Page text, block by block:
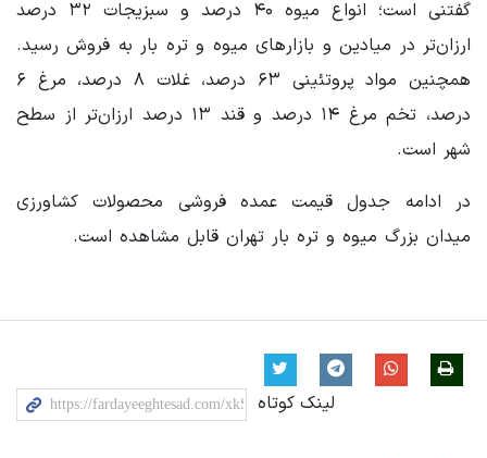
گفتنی است؛ انواع میوه ۴۰ درصد و سبزیجات ۳۲ درصد
ارزان‌تر در میادین و بازارهای میوه و تره بار به فروش رسید.
همچنین مواد پروتئینی ۶۳ درصد، غلات ۸ درصد، مرغ ۶
درصد، تخم مرغ ۱۴ درصد و قند ۱۳ درصد ارزان‌تر از سطح
شهر است.
در ادامه جدول قیمت عمده فروشی محصولات کشاورزی
میدان بزرگ میوه و تره بار تهران قابل مشاهده است.
لینک کوتاه